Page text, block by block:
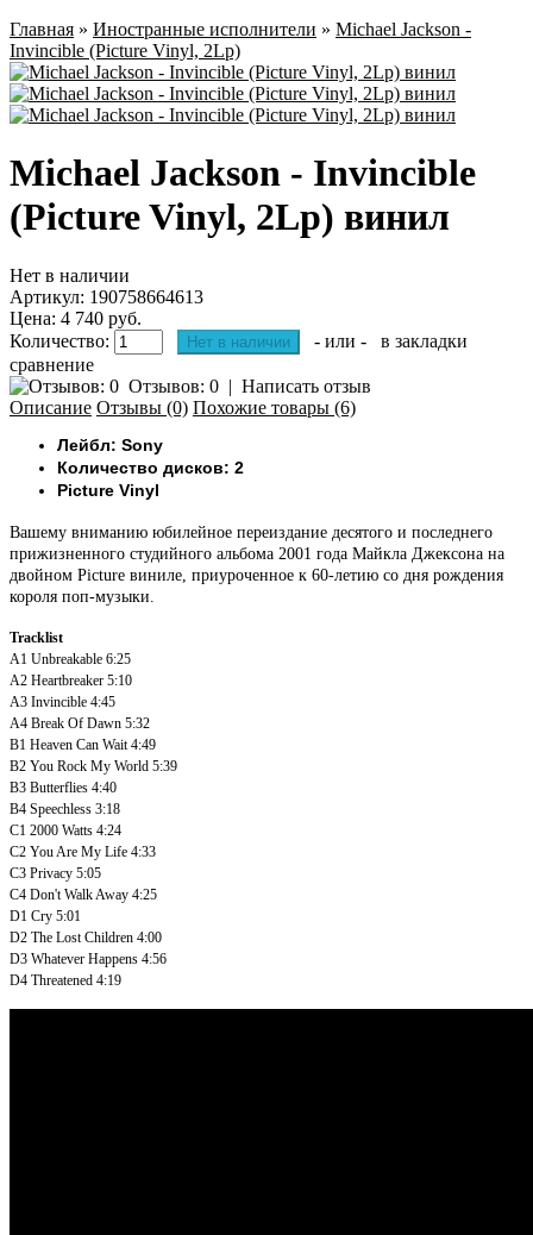
Главная » Иностранные исполнители » Michael Jackson -
Invincible (Picture Vinyl, 2Lp)
Michael Jackson - Invincible
(Picture Vinyl, 2Lp) винил
Нет в наличии
Артикул: 190758664613
Цена: 4 740 руб.
Количество:
- или -
в закладки
сравнение
Отзывов: 0 | Написать отзыв
Описание Отзывы (0) Похожие товары (6)
Лейбл: Sony
Количество дисков: 2
Picture Vinyl
Вашему вниманию юбилейное переиздание десятого и последнего
прижизненного студийного альбома 2001 года Майкла Джексона на
двойном Picture виниле, приуроченное к 60-летию со дня рождения
короля поп-музыки.
Tracklist
A1 Unbreakable 6:25
A2 Heartbreaker 5:10
A3 Invincible 4:45
A4 Break Of Dawn 5:32
B1 Heaven Can Wait 4:49
B2 You Rock My World 5:39
B3 Butterflies 4:40
B4 Speechless 3:18
C1 2000 Watts 4:24
C2 You Are My Life 4:33
C3 Privacy 5:05
C4 Don't Walk Away 4:25
D1 Cry 5:01
D2 The Lost Children 4:00
D3 Whatever Happens 4:56
D4 Threatened 4:19